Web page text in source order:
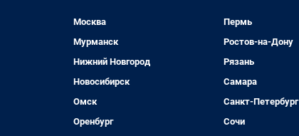
Москва
Мурманск
Нижний Новгород
Новосибирск
Омск
Оренбург
Пермь
Ростов-на-Дону
Рязань
Самара
Санкт-Петербург
Сочи